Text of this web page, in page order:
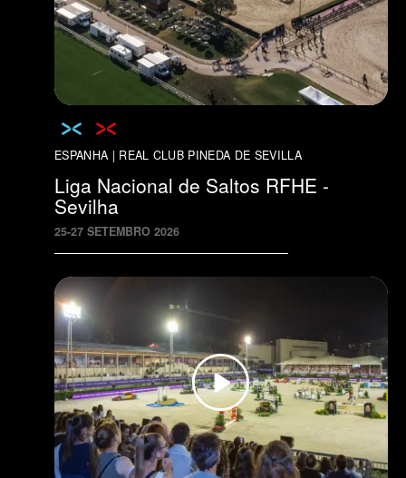
25-27 SETEMBRO 2026
Liga Nacional de Saltos RFHE -
Sevilha
ESPANHA | REAL CLUB PINEDA DE SEVILLA